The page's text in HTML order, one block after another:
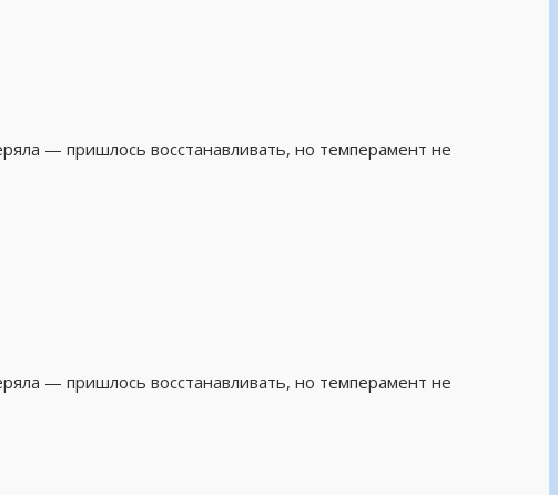
— пришлось восстанавливать, но темперамент не
— пришлось восстанавливать, но темперамент не